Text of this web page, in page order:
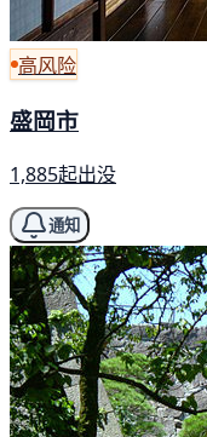
高风险
盛岡市
1,885起出没
通知